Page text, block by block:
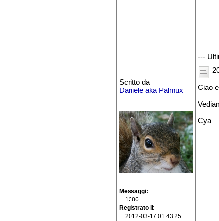
---
Scritto da
Daniele aka Palmux
Messaggi
1386
Registrato il
2012-03-17 01:43:25
Ciao
Cya